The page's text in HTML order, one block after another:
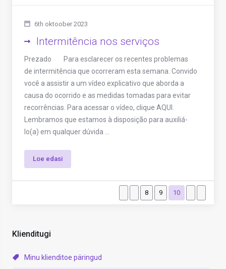
Klienditugi
Minu klienditoe päringud
6th oktoober 2023
Intermitência nos serviços
Prezado Para esclarecer os recentes problemas
de intermitência que ocorreram esta semana. Convido
você a assistir a um vídeo explicativo que aborda a
causa do ocorrido e as medidas tomadas para evitar
recorrências. Para acessar o vídeo, clique AQUI.
Lembramos que estamos à disposição para auxiliá-
lo(a) em qualquer dúvida ...
Loe edasi
8 9 10